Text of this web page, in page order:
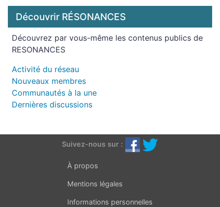
Découvrir RÉSONANCES
Découvrez par vous-même les contenus publics de
RESONANCES
Activité du réseau
Nouveaux membres
Communautés à la une
Dernières discussions
Suivez-nous sur :
À propos
Mentions légales
Informations personnelles